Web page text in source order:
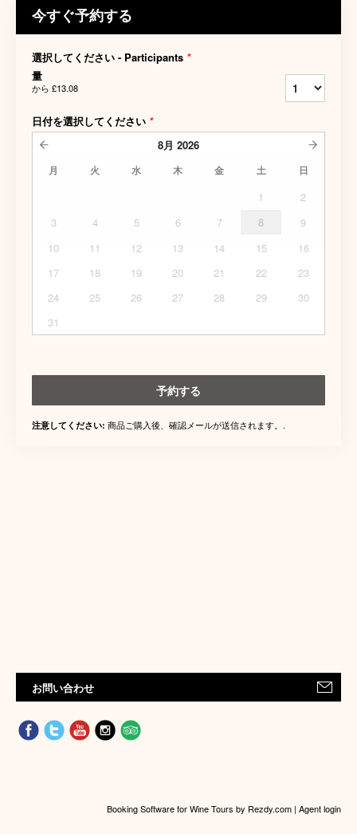
今すぐ予約する
選択してください - Participants *
量
から £13.08
日付を選択してください *
8月 2026
月 火 水 木 金 土 日
1
2
3
4 5 6 7 8
9
10
11 12 13 14 15
16
17
18 19 20 21 22
23
24
25 26 27 28 29
30
31
予約する
注意してください: 商品ご購入後、確認メールが送信されます。.
お問い合わせ
Booking Software for Wine Tours by Rezdy.com | Agent login